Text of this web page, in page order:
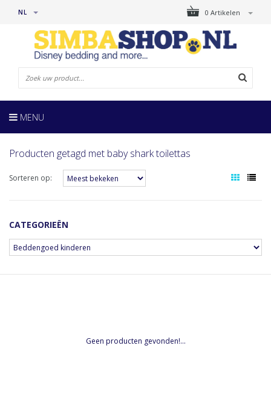
0 Artikelen
NL
MENU
Producten getagd met baby shark toilettas
Sorteren op:
CATEGORIEËN
Geen producten gevonden!...